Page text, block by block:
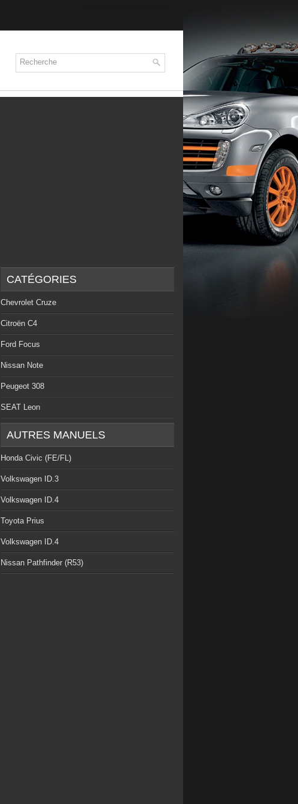
CATÉGORIES
Chevrolet Cruze
Citroën C4
Ford Focus
Nissan Note
Peugeot 308
SEAT Leon
AUTRES MANUELS
Honda Civic (FE/FL)
Volkswagen ID.3
Volkswagen ID.4
Toyota Prius
Volkswagen ID.4
Nissan Pathfinder (R53)